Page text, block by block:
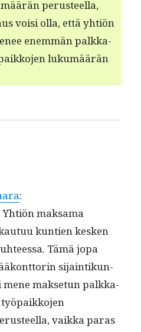
perus­teel­la,
voisi olla, että yhtiön
enem­män palkka­
lukumäärän
:
mak­sama
kun­tien kesken
Tämä jopa
sijain­tikun­
mene mak­se­tun palkka­
vaik­ka paras